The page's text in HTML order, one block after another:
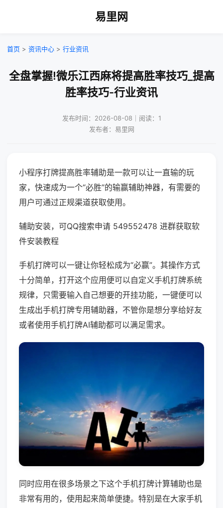
易里网
首页 > 资讯中心 > 行业资讯
全盘掌握!微乐江西麻将提高胜率技巧_提高
胜率技巧-行业资讯
发布时间：2026-08-08｜阅读：1
发布者：易里网
小程序打牌提高胜率辅助是一款可以让一直输的玩
家，快速成为一个“必胜”的输赢辅助神器，有需要的
用户可通过正规渠道获取使用。
辅助安装，可QQ搜索申请 549552478 进群获取软
件安装教程
手机打牌可以一键让你轻松成为“必赢”。其操作方式
十分简单，打开这个应用便可以自定义手机打牌系统
规律，只需要输入自己想要的开挂功能，一键便可以
生成出手机打牌专用辅助器，不管你是想分享给好友
或者使用手机打牌AI辅助都可以满足需求。
同时应用在很多场景之下这个手机打牌计算辅助也是
非常有用的，使用起来简单便捷。特别是在大家手机